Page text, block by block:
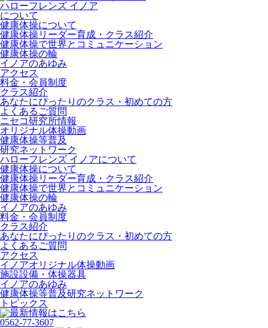
ハローフレンズ イノア
について
健康体操について
健康体操リーダー育成・クラス紹介
健康体操で世界とコミュニケーション
健康体操の輪
イノアのあゆみ
アクセス
料金・会員制度
クラス紹介
あなたにぴったりのクラス・初めての方
よくあるご質問
ニセコ研究所情報
オリジナル体操動画
健康体操等普及
研究ネットワーク
ハローフレンズ イノアについて
健康体操について
健康体操リーダー育成・クラス紹介
健康体操で世界とコミュニケーション
健康体操の輪
イノアのあゆみ
料金・会員制度
クラス紹介
あなたにぴったりのクラス・初めての方
よくあるご質問
アクセス
イノアオリジナル体操動画
施設設備・体操器具
イノアのあゆみ
健康体操等普及研究ネットワーク
トピックス
0562-77-3607